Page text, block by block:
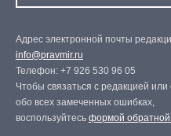
Адрес электронной почты
info@pravmir.ru
Телефон: +7 926 530 96 05
Чтобы связаться с редакцией
обо всех замеченных ошибках,
воспользуйтесь формой обратной